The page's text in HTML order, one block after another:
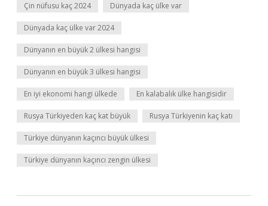
Çin nüfusu kaç 2024 Dünyada kaç ülke var
Dünyada kaç ülke var 2024
Dünyanın en büyük 2 ülkesi hangisi
Dünyanın en büyük 3 ülkesi hangisi
En iyi ekonomi hangi ülkede En kalabalık ülke hangisidir
Rusya Türkiyeden kaç kat büyük Rusya Türkiyenin kaç katı
Türkiye dünyanın kaçıncı büyük ülkesi
Türkiye dünyanın kaçıncı zengin ülkesi